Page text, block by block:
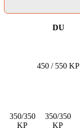
DU
450 / 550 KP
350/350
KP
350/350
KP